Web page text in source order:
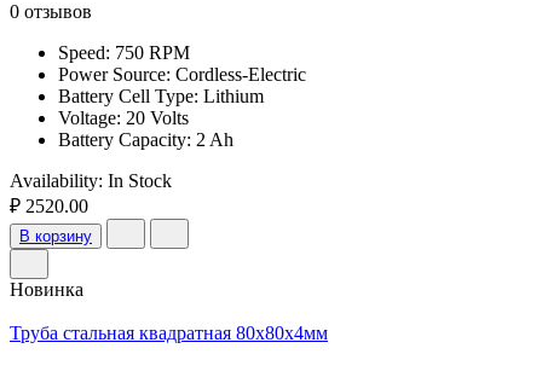
0 отзывов
Speed: 750 RPM
Power Source: Cordless-Electric
Battery Cell Type: Lithium
Voltage: 20 Volts
Battery Capacity: 2 Ah
Availability: In Stock
₽ 2520.00
В корзину
Новинка
Труба стальная квадратная 80х80х4мм